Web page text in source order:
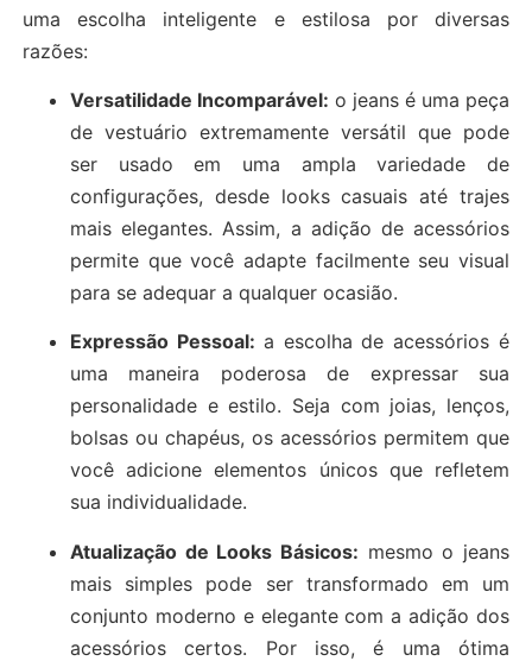
uma escolha inteligente e estilosa por diversas
razões:
Versatilidade Incomparável: o jeans é uma peça
de vestuário extremamente versátil que pode
ser usado em uma ampla variedade de
configurações, desde looks casuais até trajes
mais elegantes. Assim, a adição de acessórios
permite que você adapte facilmente seu visual
para se adequar a qualquer ocasião.
Expressão Pessoal: a escolha de acessórios é
uma maneira poderosa de expressar sua
personalidade e estilo. Seja com joias, lenços,
bolsas ou chapéus, os acessórios permitem que
você adicione elementos únicos que refletem
sua individualidade.
Atualização de Looks Básicos: mesmo o jeans
mais simples pode ser transformado em um
conjunto moderno e elegante com a adição dos
acessórios certos. Por isso, é uma ótima